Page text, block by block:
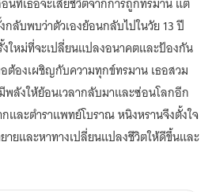
ทหาร
ใหญ่
ใน
ยุค
80
ลับพบว่าตัวเองย้อนกลับไปในวัย 13 ปี
งใหม่ที่จะเปลี่ยนแปลงอนาคตและป้องกัน
ต้องเผชิญกับความทุกข์ทรมาน เธอสวม
พลังให้ย้อนเวลากลับมาและซ่อนโลกอีก
และตำราแพทย์โบราณ หนิงหรานจึงตั้งใจ
ายและหาทางเปลี่ยนแปลงชีวิตให้ดีขึ้นและ